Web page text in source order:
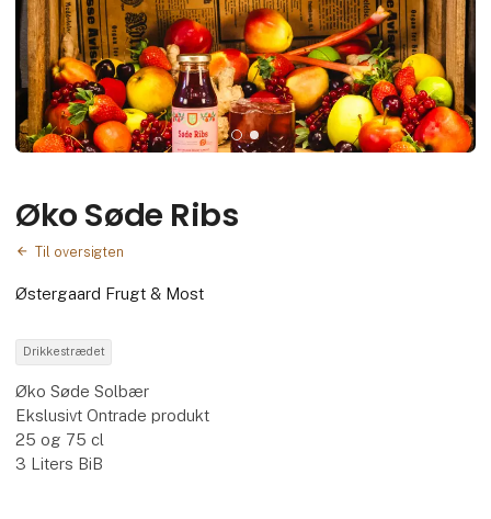
Øko Søde Ribs
Til oversigten
Østergaard Frugt & Most
Drikkestrædet
Øko Søde Solbær
Ekslusivt Ontrade produkt
25 og 75 cl
3 Liters BiB